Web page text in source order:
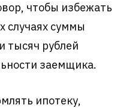
чтобы избежать
случаях суммы
тысяч рублей
заемщика.
ипотеку,